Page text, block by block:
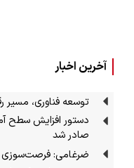
آخرین اخبار
توسعه فناوری،
دستور افزایش سطح
صادر شد
ضرغامی: فرصت‌سوزی